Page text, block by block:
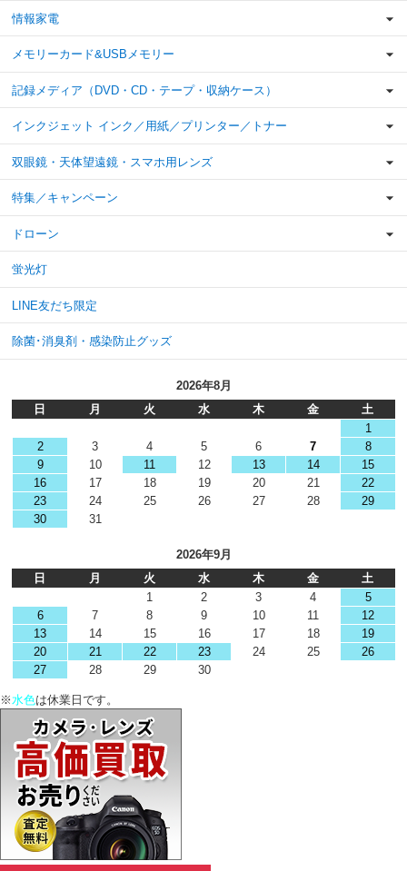
情報家電
メモリーカード&USBメモリー
記録メディア（DVD・CD・テープ・収納ケース）
インクジェット インク／用紙／プリンター／トナー
双眼鏡・天体望遠鏡・スマホ用レンズ
特集／キャンペーン
ドローン
蛍光灯
LINE友だち限定
除菌･消臭剤・感染防止グッズ
2026年8月
日
月 火 水 木 金
土
1
2
3 4 5 6 7
8
9
10 11 12 13 14
15
16
17 18 19 20 21
22
23
24 25 26 27 28
29
30
31
2026年9月
日
月 火 水 木 金
土
1
2 3 4
5
6
7 8 9 10 11
12
13
14 15 16 17 18
19
20
21 22 23 24 25
26
27
28 29 30
※水色は休業日です。